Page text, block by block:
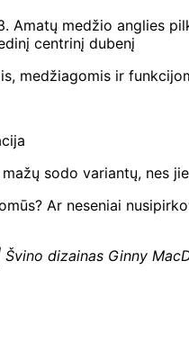
Amatų medžio anglies
centrinį dubenį
medžiagomis ir
sodo variantų, nes
Ar neseniai
dizainas Ginny